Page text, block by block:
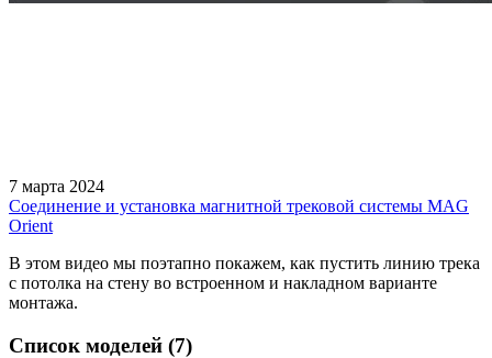
7 марта 2024
Соединение и установка магнитной трековой системы MAG
Orient
В этом видео мы поэтапно покажем, как пустить линию трека
с потолка на стену во встроенном и накладном варианте
монтажа.
Список моделей (7)